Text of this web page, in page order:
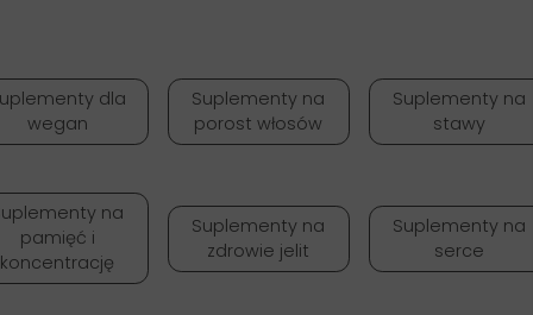
dla
wegan
Suplementy na
porost włosów
Suplementy na
stawy
na
pamięć i
koncentrację
Suplementy na
zdrowie jelit
Suplementy na
serce